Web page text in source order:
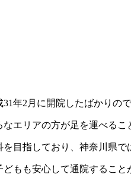
年2月に開院したばかりの
エリアの方が足を運べるこ
目指しており、神奈川県
もも安心して通院すること